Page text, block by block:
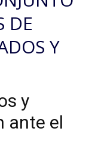
DE
Y
y
ante el